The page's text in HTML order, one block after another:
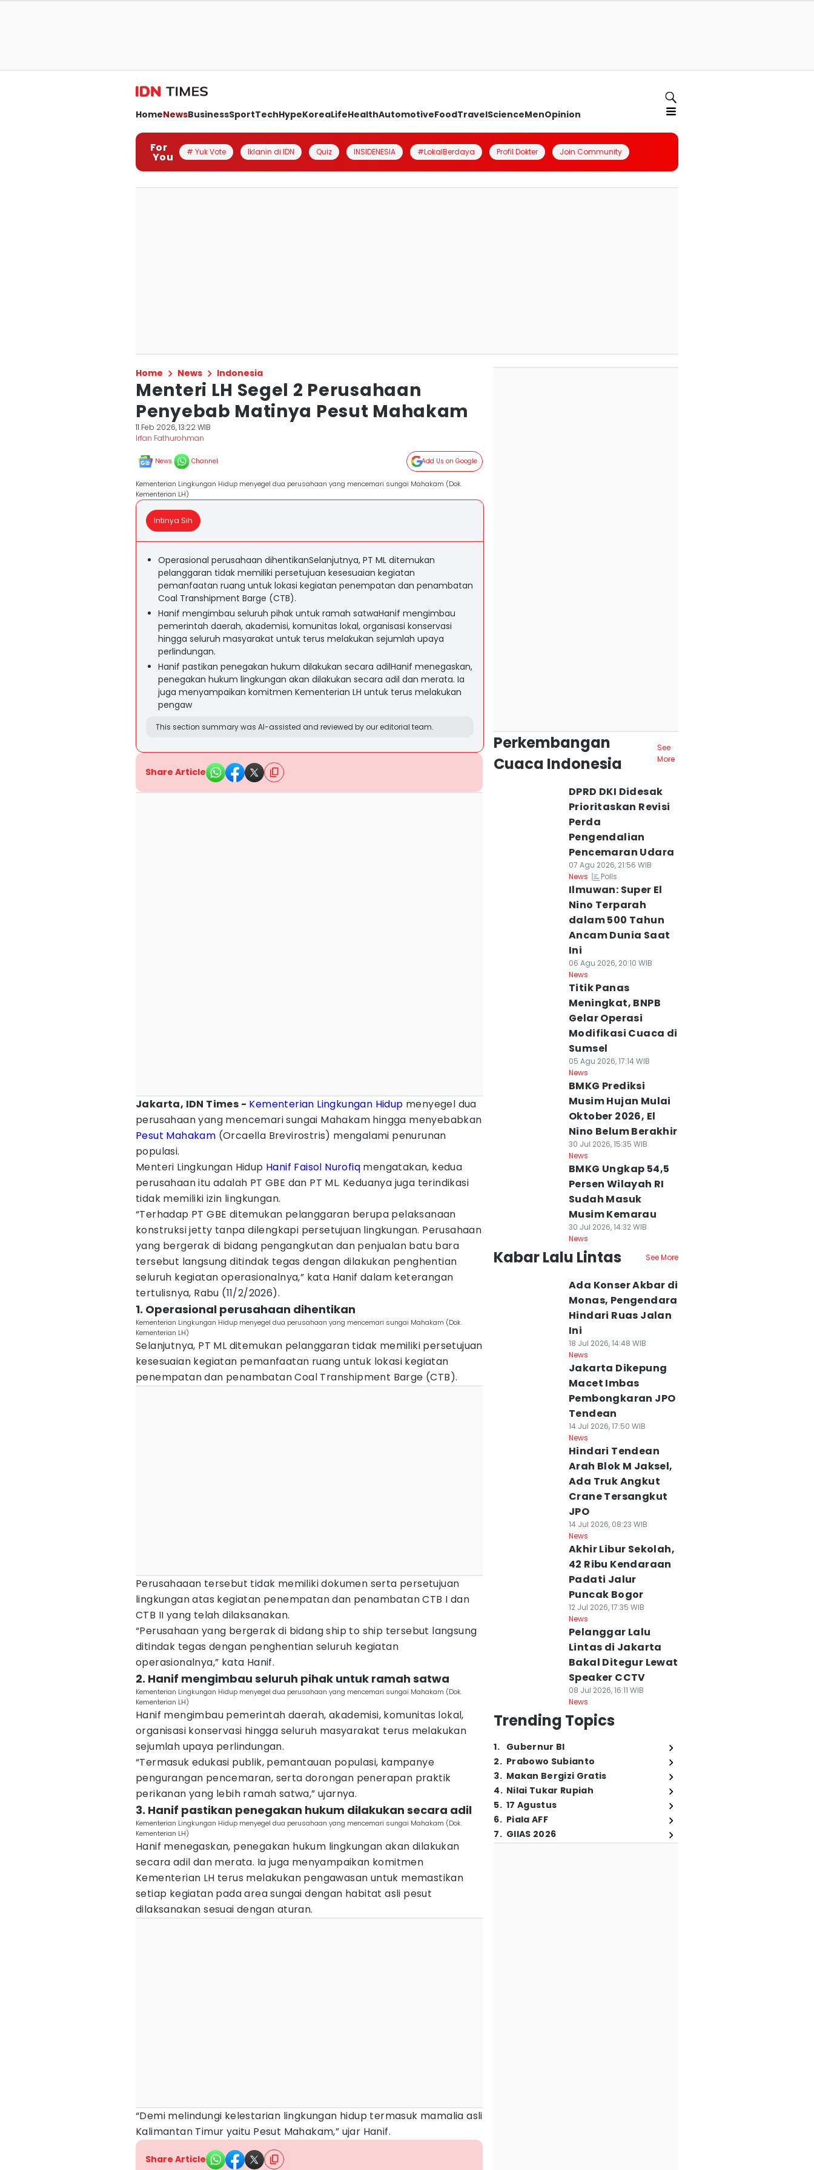
HomeNewsBusinessSportTechHypeKoreaLifeHealthAutomotiveFoodTravelScienceMenOpinion
For
You # Yuk Vote Iklanin di IDN Quiz INSIDENESIA #LokalBerdaya Profil Dokter Join Community
Home News Indonesia
Menteri LH Segel 2 Perusahaan
Penyebab Matinya Pesut Mahakam
11 Feb 2026, 13:22 WIB
Irfan Fathurohman
News Channel Add Us on Google
Kementerian Lingkungan Hidup menyegel dua perusahaan yang mencemari sungai Mahakam (Dok.
Kementerian LH)
Intinya Sih
Operasional perusahaan dihentikanSelanjutnya, PT ML ditemukan
pelanggaran tidak memiliki persetujuan kesesuaian kegiatan
pemanfaatan ruang untuk lokasi kegiatan penempatan dan penambatan
Coal Transhipment Barge (CTB).
Hanif mengimbau seluruh pihak untuk ramah satwaHanif mengimbau
pemerintah daerah, akademisi, komunitas lokal, organisasi konservasi
hingga seluruh masyarakat untuk terus melakukan sejumlah upaya
perlindungan.
Hanif pastikan penegakan hukum dilakukan secara adilHanif menegaskan,
penegakan hukum lingkungan akan dilakukan secara adil dan merata. Ia
juga menyampaikan komitmen Kementerian LH untuk terus melakukan
pengaw
This section summary was AI-assisted and reviewed by our editorial team.
Share Article
Jakarta, IDN Times - Kementerian Lingkungan Hidup menyegel dua
perusahaan yang mencemari sungai Mahakam hingga menyebabkan
Pesut Mahakam (Orcaella Brevirostris) mengalami penurunan
populasi.
Menteri Lingkungan Hidup Hanif Faisol Nurofiq mengatakan, kedua
perusahaan itu adalah PT GBE dan PT ML. Keduanya juga terindikasi
tidak memiliki izin lingkungan.
“Terhadap PT GBE ditemukan pelanggaran berupa pelaksanaan
konstruksi jetty tanpa dilengkapi persetujuan lingkungan. Perusahaan
yang bergerak di bidang pengangkutan dan penjualan batu bara
tersebut langsung ditindak tegas dengan dilakukan penghentian
seluruh kegiatan operasionalnya,” kata Hanif dalam keterangan
tertulisnya, Rabu (11/2/2026).
1. Operasional perusahaan dihentikan
Kementerian Lingkungan Hidup menyegel dua perusahaan yang mencemari sungai Mahakam (Dok.
Kementerian LH)
Selanjutnya, PT ML ditemukan pelanggaran tidak memiliki persetujuan
kesesuaian kegiatan pemanfaatan ruang untuk lokasi kegiatan
penempatan dan penambatan Coal Transhipment Barge (CTB).
Perusahaaan tersebut tidak memiliki dokumen serta persetujuan
lingkungan atas kegiatan penempatan dan penambatan CTB I dan
CTB II yang telah dilaksanakan.
“Perusahaan yang bergerak di bidang ship to ship tersebut langsung
ditindak tegas dengan penghentian seluruh kegiatan
operasionalnya,” kata Hanif.
2. Hanif mengimbau seluruh pihak untuk ramah satwa
Kementerian Lingkungan Hidup menyegel dua perusahaan yang mencemari sungai Mahakam (Dok.
Kementerian LH)
Hanif mengimbau pemerintah daerah, akademisi, komunitas lokal,
organisasi konservasi hingga seluruh masyarakat terus melakukan
sejumlah upaya perlindungan.
“Termasuk edukasi publik, pemantauan populasi, kampanye
pengurangan pencemaran, serta dorongan penerapan praktik
perikanan yang lebih ramah satwa,” ujarnya.
3. Hanif pastikan penegakan hukum dilakukan secara adil
Kementerian Lingkungan Hidup menyegel dua perusahaan yang mencemari sungai Mahakam (Dok.
Kementerian LH)
Hanif menegaskan, penegakan hukum lingkungan akan dilakukan
secara adil dan merata. Ia juga menyampaikan komitmen
Kementerian LH terus melakukan pengawasan untuk memastikan
setiap kegiatan pada area sungai dengan habitat asli pesut
dilaksanakan sesuai dengan aturan.
“Demi melindungi kelestarian lingkungan hidup termasuk mamalia asli
Kalimantan Timur yaitu Pesut Mahakam,” ujar Hanif.
Share Article
Perkembangan
Cuaca Indonesia
See
More
DPRD DKI Didesak
Prioritaskan Revisi
Perda
Pengendalian
Pencemaran Udara
07 Agu 2026, 21:56 WIB
News
Polls
Ilmuwan: Super El
Nino Terparah
dalam 500 Tahun
Ancam Dunia Saat
Ini
06 Agu 2026, 20:10 WIB
News
Titik Panas
Meningkat, BNPB
Gelar Operasi
Modifikasi Cuaca di
Sumsel
05 Agu 2026, 17:14 WIB
News
BMKG Prediksi
Musim Hujan Mulai
Oktober 2026, El
Nino Belum Berakhir
30 Jul 2026, 15:35 WIB
News
BMKG Ungkap 54,5
Persen Wilayah RI
Sudah Masuk
Musim Kemarau
30 Jul 2026, 14:32 WIB
News
Kabar Lalu Lintas See More
Ada Konser Akbar di
Monas, Pengendara
Hindari Ruas Jalan
Ini
18 Jul 2026, 14:48 WIB
News
Jakarta Dikepung
Macet Imbas
Pembongkaran JPO
Tendean
14 Jul 2026, 17:50 WIB
News
Hindari Tendean
Arah Blok M Jaksel,
Ada Truk Angkut
Crane Tersangkut
JPO
14 Jul 2026, 08:23 WIB
News
Akhir Libur Sekolah,
42 Ribu Kendaraan
Padati Jalur
Puncak Bogor
12 Jul 2026, 17:35 WIB
News
Pelanggar Lalu
Lintas di Jakarta
Bakal Ditegur Lewat
Speaker CCTV
08 Jul 2026, 16:11 WIB
News
Trending Topics
1. Gubernur BI
2. Prabowo Subianto
3. Makan Bergizi Gratis
4. Nilai Tukar Rupiah
5. 17 Agustus
6. Piala AFF
7. GIIAS 2026